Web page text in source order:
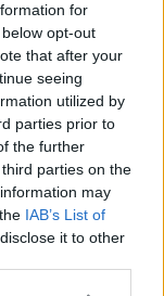
for
opt-out
that after your
seeing
utilized by
parties prior to
the further
parties on the
may
IAB’s List of
it to other
krympt men fylls
provkör.